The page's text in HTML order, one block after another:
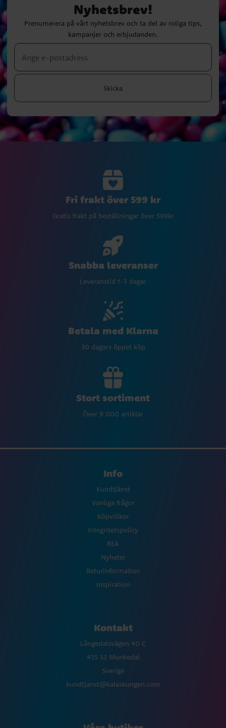
Nyhetsbrev!
Prenumerera på vårt nyhetsbrev och ta del av roliga tips,
kampanjer och erbjudanden.
Skicka
Fri frakt över 599 kr
Gratis frakt på beställningar över 599kr
Snabba leveranser
Leveranstid 1-3 dagar
Betala med Klarna
30 dagars öppet köp
Stort sortiment
Över 9 000 artiklar
Info
Kundtjänst
Vanliga frågor
Köpvillkor
Integritetspolicy
REA
Nyheter
Returinformation
Inspiration
Kontakt
Långedalsvägen 40 C
455 32 Munkedal
Sverige
kundtjanst@kalaskungen.com